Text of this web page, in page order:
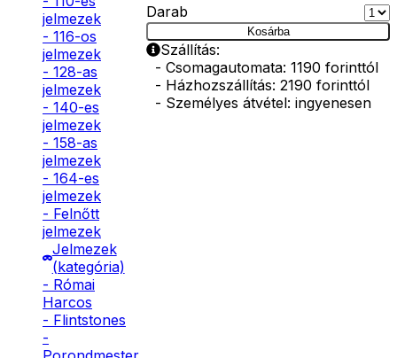
jelmezek
- 116-os
jelmezek
- 128-as
jelmezek
- 140-es
jelmezek
- 158-as
jelmezek
- 164-es
jelmezek
- Felnőtt
jelmezek
Jelmezek
(kategória)
- Római
Harcos
- Flintstones
-
Darab
Kosárba
Szállítás:
- Csomagautomata: 1190 forinttól
- Házhozszállítás: 2190 forinttól
- Személyes átvétel: ingyenesen